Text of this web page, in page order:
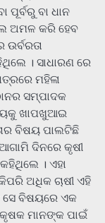
ପୂର୍ବରୁ ବା ଧାନ
ଅମଳ କରି ହେବ
। ସାଧାରଣ ରେ
ମହିଳା
ସମ୍ପାଦକ
ଖାପଖୁଆଇ
ବିଷୟ ପାଲଟିଛି
ଦିନରେ କୃଷୀ
। ଏହା
ଅଧିକ ଚାଷୀ ଏହି
ସେ ବିଷୟରେ ଏକ
ମାନଙ୍କ ପାଇଁ